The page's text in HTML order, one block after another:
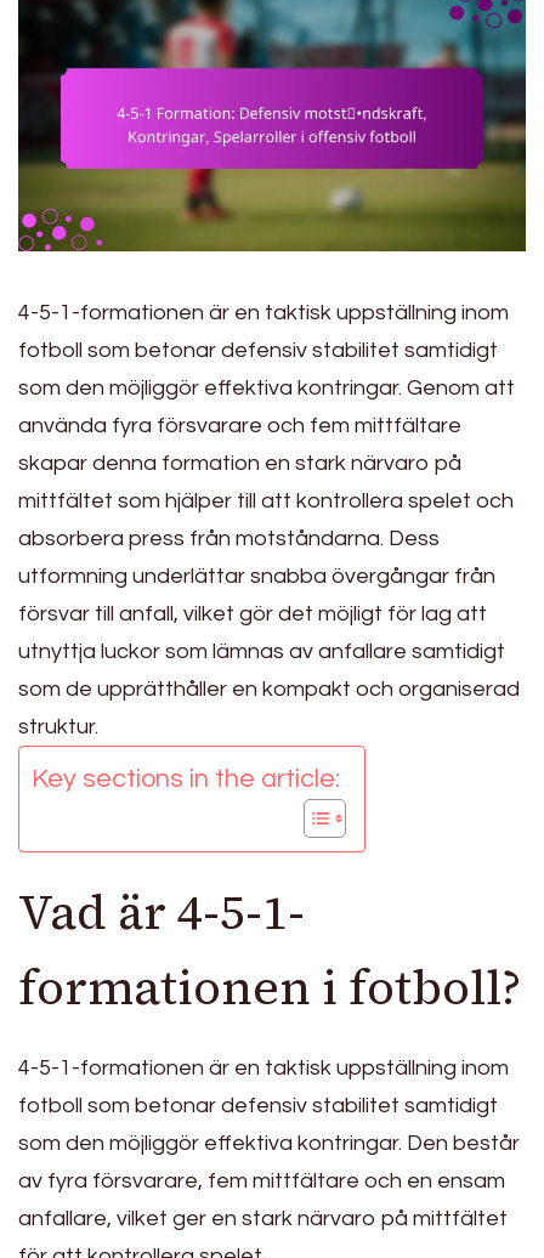
4-5-1-formationen är en taktisk uppställning inom
fotboll som betonar defensiv stabilitet samtidigt
som den möjliggör effektiva kontringar. Genom att
använda fyra försvarare och fem mittfältare
skapar denna formation en stark närvaro på
mittfältet som hjälper till att kontrollera spelet och
absorbera press från motståndarna. Dess
utformning underlättar snabba övergångar från
försvar till anfall, vilket gör det möjligt för lag att
utnyttja luckor som lämnas av anfallare samtidigt
som de upprätthåller en kompakt och organiserad
struktur.
Key sections in the article:
Vad är 4-5-1-
formationen i fotboll?
4-5-1-formationen är en taktisk uppställning inom
fotboll som betonar defensiv stabilitet samtidigt
som den möjliggör effektiva kontringar. Den består
av fyra försvarare, fem mittfältare och en ensam
anfallare, vilket ger en stark närvaro på mittfältet